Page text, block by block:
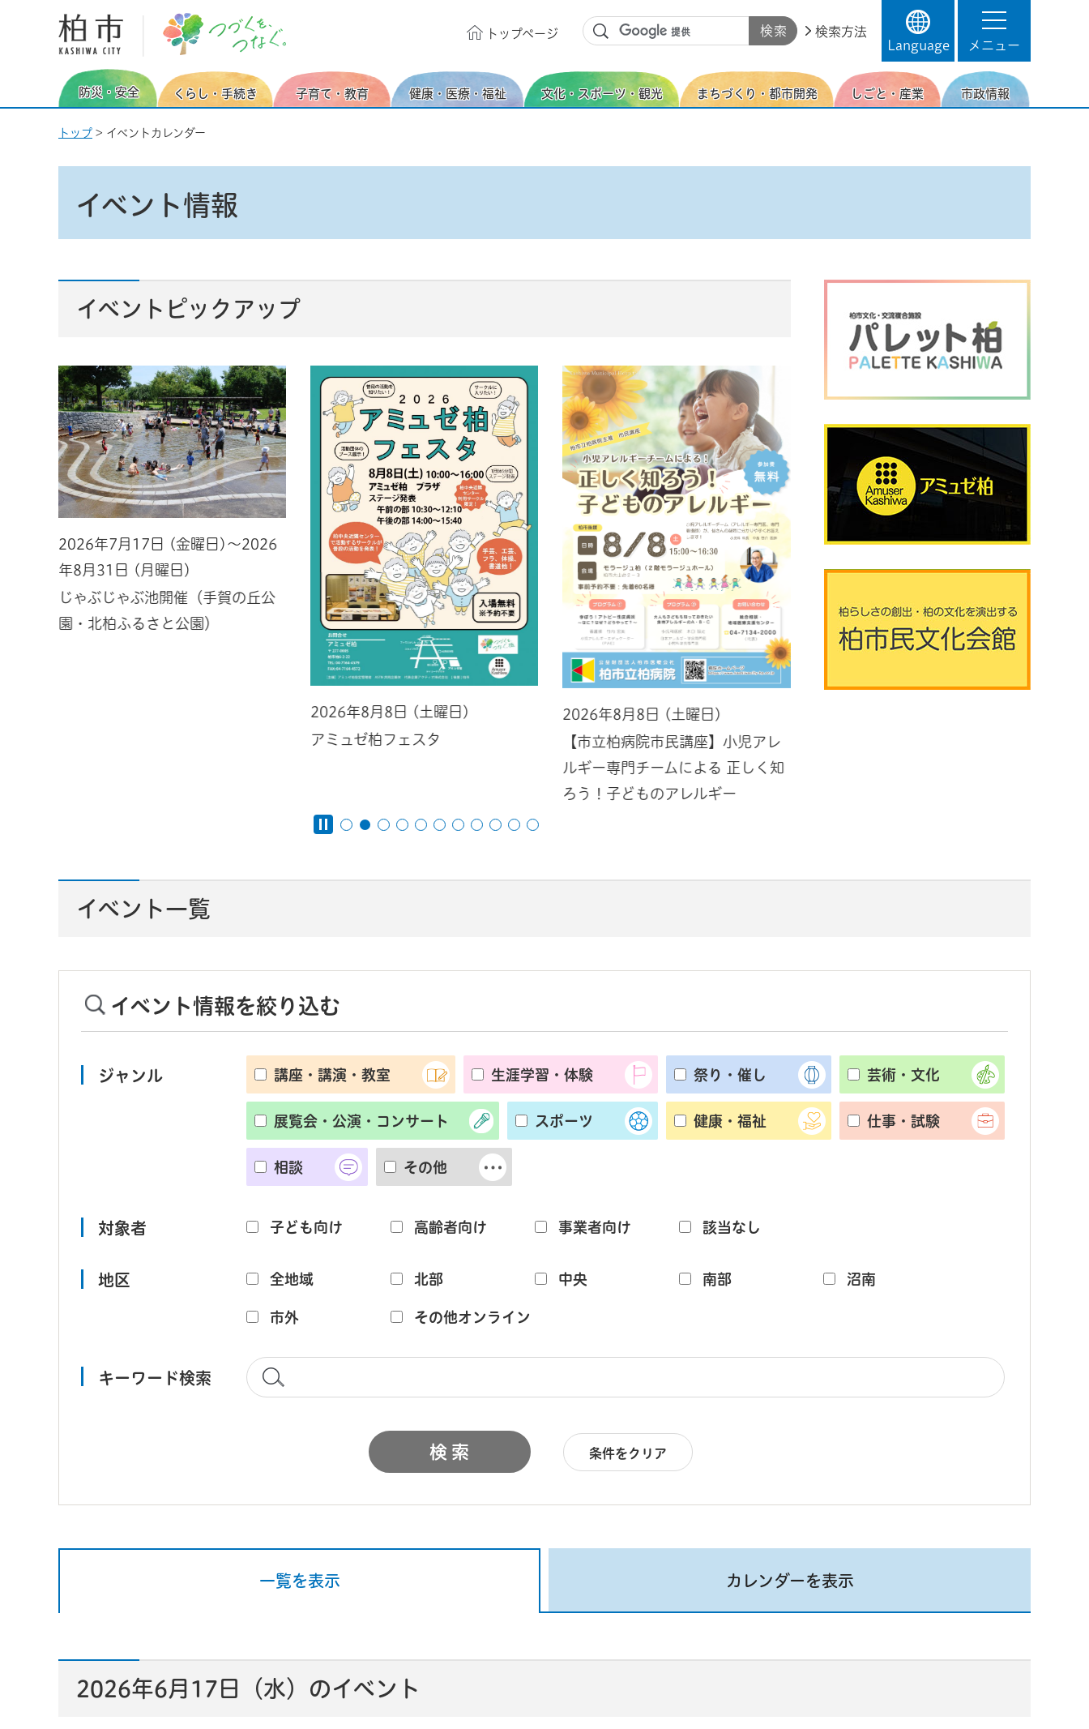
柏市
トップページ
検索方法
Language
メニュー
防災・安全 くらし・手続き 子育て・教育 健康・医療・福祉 文化・スポーツ・観光 まちづくり・都市開発 しごと・産業 市政情報
トップ > イベントカレンダー
イベント情報
イベントピックアップ
2026年7月17日 (金曜日)～2026
年8月31日 (月曜日)
じゃぶじゃぶ池開催（手賀の丘公
園・北柏ふるさと公園）
2026年8月8日 (土曜日)
アミュゼ柏フェスタ
2026年8月8日 (土曜日)
【市立柏病院市民講座】小児アレ
ルギー専門チームによる 正しく知
ろう！子どものアレルギー
イベント一覧
イベント情報を絞り込む
ジャンル 講座・講演・教室 生涯学習・体験 祭り・催し 芸術・文化
展覧会・公演・コンサート スポーツ 健康・福祉 仕事・試験
相談 その他
対象者 子ども向け 高齢者向け 事業者向け 該当なし
地区 全地域 北部 中央 南部 沼南
市外 その他オンライン
キーワード検索
条件をクリア
一覧を表示 カレンダーを表示
2026年6月17日（水）のイベント